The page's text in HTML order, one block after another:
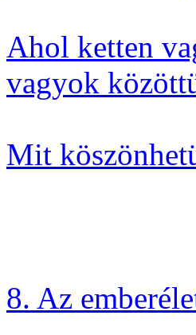
Ahol ketten
vagyok
Mit
8. Az